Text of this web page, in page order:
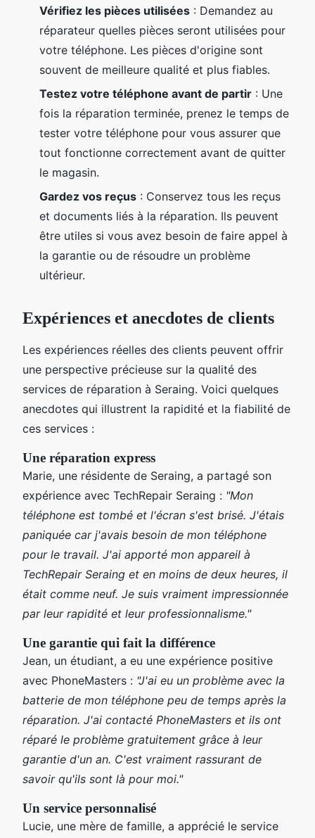
Vérifiez les pièces utilisées : Demandez au
réparateur quelles pièces seront utilisées pour
votre téléphone. Les pièces d'origine sont
souvent de meilleure qualité et plus fiables.
Testez votre téléphone avant de partir : Une
fois la réparation terminée, prenez le temps de
tester votre téléphone pour vous assurer que
tout fonctionne correctement avant de quitter
le magasin.
Gardez vos reçus : Conservez tous les reçus
et documents liés à la réparation. Ils peuvent
être utiles si vous avez besoin de faire appel à
la garantie ou de résoudre un problème
ultérieur.
Expériences et anecdotes de clients
Les expériences réelles des clients peuvent offrir
une perspective précieuse sur la qualité des
services de réparation à Seraing. Voici quelques
anecdotes qui illustrent la rapidité et la fiabilité de
ces services :
Une réparation express
Marie, une résidente de Seraing, a partagé son
expérience avec TechRepair Seraing : "Mon
téléphone est tombé et l'écran s'est brisé. J'étais
paniquée car j'avais besoin de mon téléphone
pour le travail. J'ai apporté mon appareil à
TechRepair Seraing et en moins de deux heures, il
était comme neuf. Je suis vraiment impressionnée
par leur rapidité et leur professionnalisme."
Une garantie qui fait la différence
Jean, un étudiant, a eu une expérience positive
avec PhoneMasters : "J'ai eu un problème avec la
batterie de mon téléphone peu de temps après la
réparation. J'ai contacté PhoneMasters et ils ont
réparé le problème gratuitement grâce à leur
garantie d'un an. C'est vraiment rassurant de
savoir qu'ils sont là pour moi."
Un service personnalisé
Lucie, une mère de famille, a apprécié le service